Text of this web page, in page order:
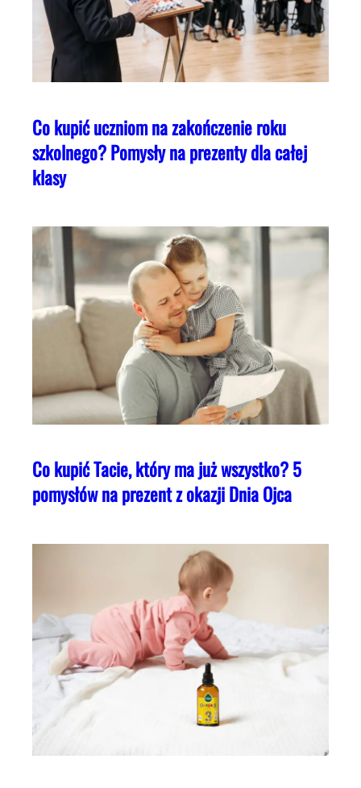
Co kupić uczniom na zakończenie roku
szkolnego? Pomysły na prezenty dla całej
klasy
Co kupić Tacie, który ma już wszystko? 5
pomysłów na prezent z okazji Dnia Ojca